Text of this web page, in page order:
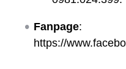
Fanpage:
https://